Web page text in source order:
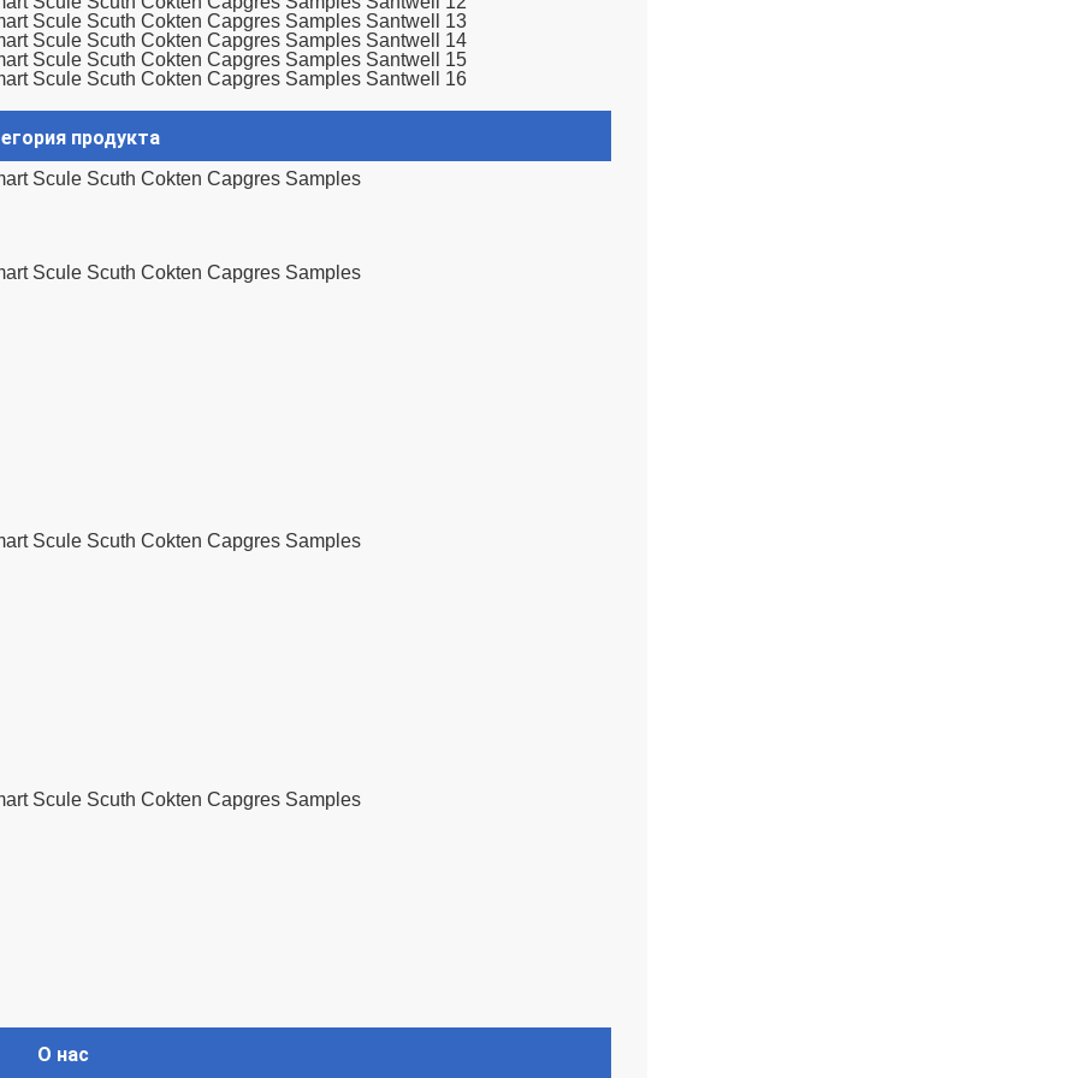
продукта
О нас